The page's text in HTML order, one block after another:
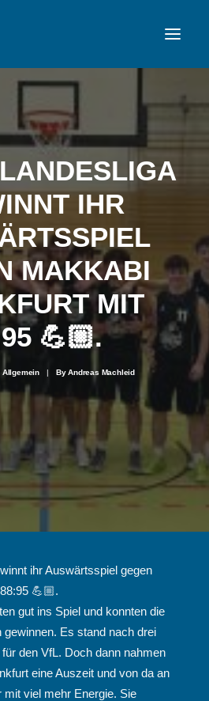
IHR
MAKKABI
MIT
💪🏼.
Allgemein | ByAndreas Machleid
ihr Auswärtsspiel gegen
💪🏼.
gut ins Spiel und konnten die
Es stand nach drei
den VfL. Doch dann nahmen
eine Auszeit und von da an
mit viel mehr Energie. Sie